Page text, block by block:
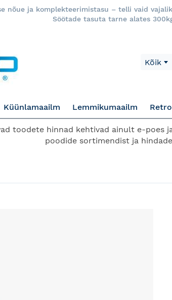
nõue ja komplekteerimistasu – telli vaid
Söötade tasuta tarne alates
Kõik
Küünlamaailm Lemmikumaailm
toodete hinnad kehtivad ainult e-poes
poodide sortimendist ja